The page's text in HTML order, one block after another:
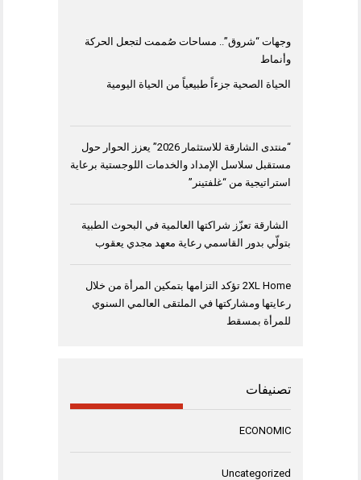
وجهات “شروق”.. مساحات صُممت لتجعل الحركة
وأنماط
الحياة الصحية جزءاً طبيعياً من الحياة اليومية
“منتدى الشارقة للاستثمار 2026” يعزز الحوار حول
مستقبل سلاسل الإمداد والخدمات اللوجستية برعاية
استراتيجية من “غلفتينر”
الشارقة تعزّز شراكتها العالمية في البحوث الطبية
بتولّي بدور القاسمي رعاية معهد مجدي يعقوب
2XL Home تؤكد التزامها بتمكين المرأة من خلال
رعايتها ومشاركتها في الملتقى العالمي السنوي
للمرأة بمسقط
تصنيفات
ECONOMIC
Uncategorized